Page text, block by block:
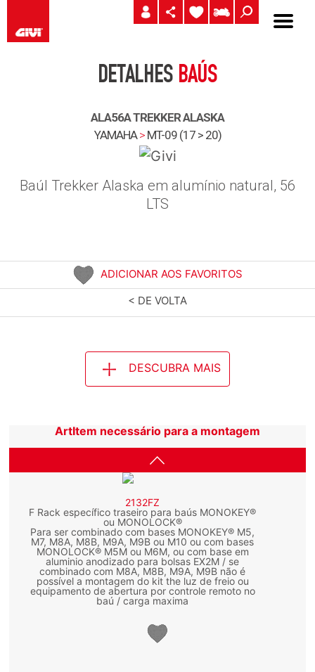
DETALHES BAÚS
ALA56A TREKKER ALASKA
YAMAHA > MT-09 (17 > 20)
Baúl Trekker Alaska em alumínio natural, 56
LTS
ADICIONAR AOS FAVORITOS
< DE VOLTA
DESCUBRA MAIS
ArtItem necessário para a montagem
2132FZ
F Rack específico traseiro para baús MONOKEY®
ou MONOLOCK®
Para ser combinado com bases MONOKEY® M5,
M7, M8A, M8B, M9A, M9B ou M10 ou com bases
MONOLOCK® M5M ou M6M, ou com base em
aluminio anodizado para bolsas EX2M / se
combinado com M8A, M8B, M9A, M9B não é
possível a montagem do kit the luz de freio ou
equipamento de abertura por controle remoto no
baú / carga maxima